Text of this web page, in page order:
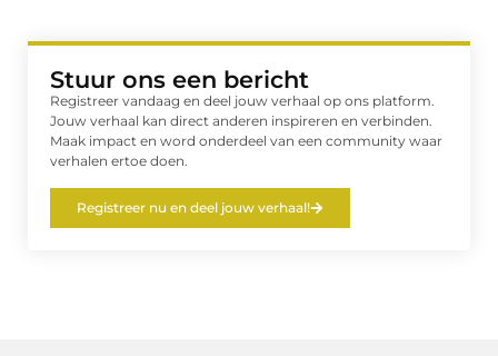
Stuur ons een bericht
Registreer vandaag en deel jouw verhaal op ons platform.
Jouw verhaal kan direct anderen inspireren en verbinden.
Maak impact en word onderdeel van een community waar
verhalen ertoe doen.
Registreer nu en deel jouw verhaal!